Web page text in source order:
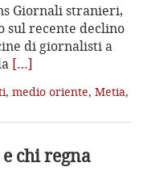
Giornali stranieri,
sul recente declino
di giornalisti a
[…]
, medio oriente, Metia,
chi regna